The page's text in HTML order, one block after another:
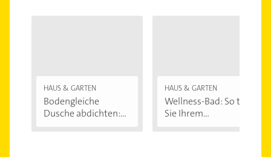
HAUS & GARTEN
Bodengleiche
Dusche abdichten:...
HAUS & GARTEN
Wellness-Bad: So tun
Sie Ihrem...